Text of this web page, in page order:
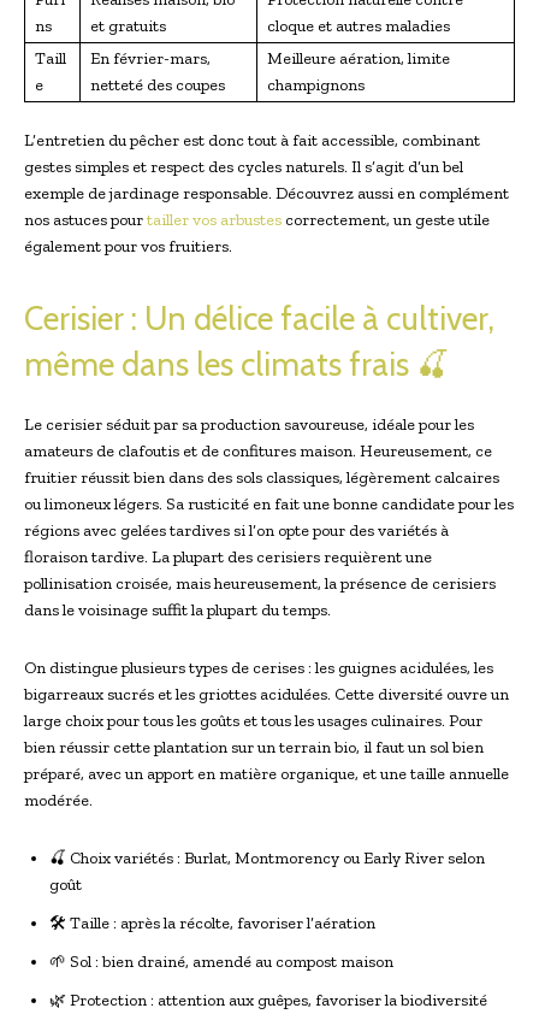
ns
et gratuits
cloque et autres maladies
Taill
e
En février-mars,
netteté des coupes
Meilleure aération, limite
champignons
L’entretien du pêcher est donc tout à fait accessible, combinant
gestes simples et respect des cycles naturels. Il s’agit d’un bel
exemple de jardinage responsable. Découvrez aussi en complément
nos astuces pourtailler vos arbustes correctement, un geste utile
également pour vos fruitiers.
Cerisier : Un délice facile à cultiver,
même dans les climats frais 🍒
Le cerisier séduit par sa production savoureuse, idéale pour les
amateurs de clafoutis et de confitures maison. Heureusement, ce
fruitier réussit bien dans des sols classiques, légèrement calcaires
ou limoneux légers. Sa rusticité en fait une bonne candidate pour les
régions avec gelées tardives si l’on opte pour des variétés à
floraison tardive. La plupart des cerisiers requièrent une
pollinisation croisée, mais heureusement, la présence de cerisiers
dans le voisinage suffit la plupart du temps.
On distingue plusieurs types de cerises : les guignes acidulées, les
bigarreaux sucrés et les griottes acidulées. Cette diversité ouvre un
large choix pour tous les goûts et tous les usages culinaires. Pour
bien réussir cette plantation sur un terrain bio, il faut un sol bien
préparé, avec un apport en matière organique, et une taille annuelle
modérée.
🍒 Choix variétés : Burlat, Montmorency ou Early River selon
goût
🛠 Taille : après la récolte, favoriser l’aération
🌱 Sol : bien drainé, amendé au compost maison
🌿 Protection : attention aux guêpes, favoriser la biodiversité